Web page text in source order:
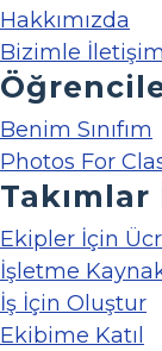
Hakkımızda
Bizimle
Benim Sınıfım
Photos For
Takımlar
Ekipler İçin
İşletme
İş İçin Oluştur
Ekibime Katıl